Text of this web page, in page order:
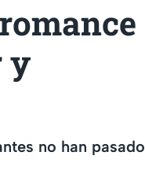
y
no han pasado